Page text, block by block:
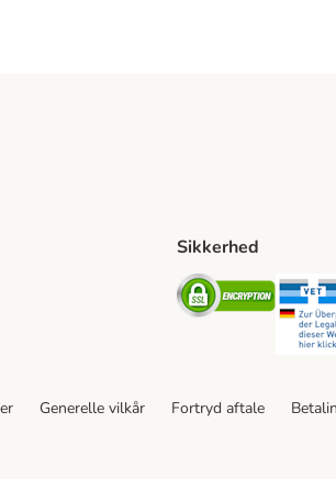
Method
Sikkerhed
Security
Generelle vilkår Fortryd aftale